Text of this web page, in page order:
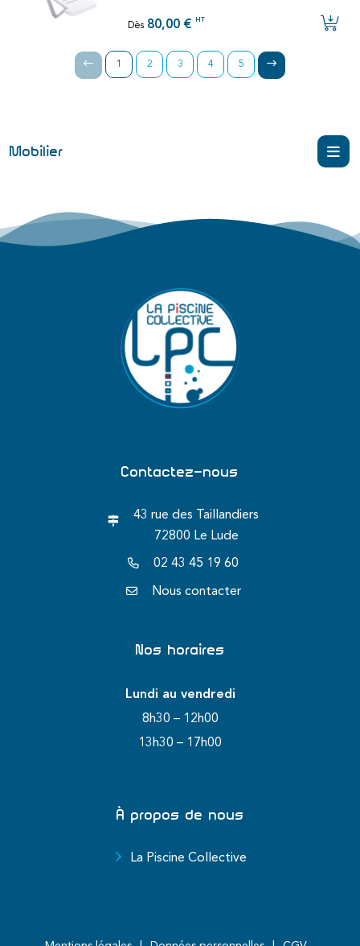
Dès 80,00 € HT
1 2 3 4 5
Mobilier
Contactez-nous
43 rue des Taillandiers
72800 Le Lude
02 43 45 19 60
Nous contacter
Nos horaires
Lundi au vendredi
8h30 – 12h00
13h30 – 17h00
À propos de nous
La Piscine Collective